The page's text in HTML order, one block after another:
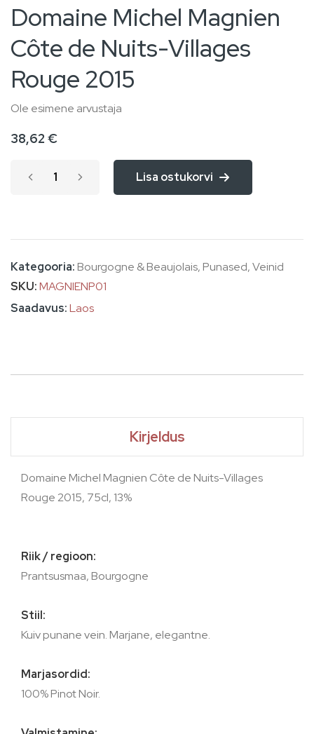
to
the
of
the
gallery
Domaine Michel Magnien
Côte de Nuits-Villages
Rouge 2015
Ole esimene arvustaja
38,62 €
Lisa ostukorvi
Kategooria:Bourgogne & Beaujolais,Punased,Veinid
SKU MAGNIENP01
Laos
Kirjeldus
Domaine Michel Magnien Côte de Nuits-Villages
Rouge 2015, 75cl, 13%
Riik / regioon:
Prantsusmaa, Bourgogne
Stiil:
Kuiv punane vein. Marjane, elegantne.
Marjasordid:
100% Pinot Noir.